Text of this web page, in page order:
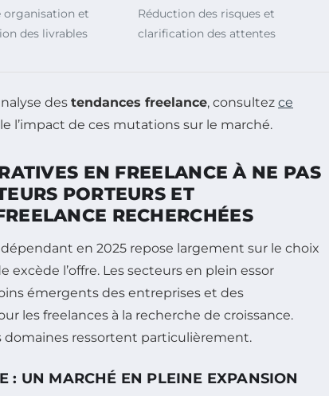
organisation et
des livrables
Réduction des risques et
clarification des attentes
des tendances freelance, consultez ce
l’impact de ces mutations sur le marché.
EN FREELANCE À NE PAS
PORTEURS ET
RECHERCHÉES
en 2025 repose largement sur le choix
excède l’offre. Les secteurs en plein essor
émergents des entreprises et des
les freelances à la recherche de croissance.
domaines ressortent particulièrement.
: UN MARCHÉ EN PLEINE EXPANSION